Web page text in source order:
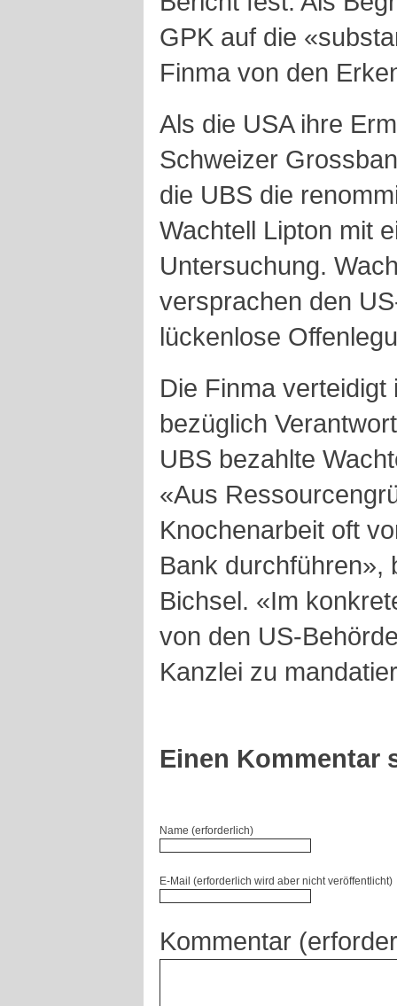
GPK auf die
Finma von den
Als die USA ihre
Schweizer
die UBS die
Wachtell Lipton mit
Untersuchung.
versprachen den
lückenlose
Die Finma verteidigt
bezüglich
UBS bezahlte
«Aus
Knochenarbeit oft
Bank durchführen»,
Bichsel. «Im
von den US-
Kanzlei zu
Einen Kommentar
Name (erforderlich)
E-Mail (erforderlich wird aber nicht veröffentlicht)
Kommentar